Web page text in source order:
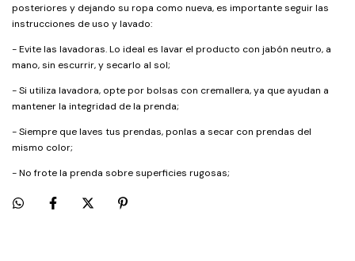
posteriores y dejando su ropa como nueva, es importante seguir las
instrucciones de uso y lavado:
- Evite las lavadoras. Lo ideal es lavar el producto con jabón neutro, a
mano, sin escurrir, y secarlo al sol;
- Si utiliza lavadora, opte por bolsas con cremallera, ya que ayudan a
mantener la integridad de la prenda;
- Siempre que laves tus prendas, ponlas a secar con prendas del
mismo color;
- No frote la prenda sobre superficies rugosas;